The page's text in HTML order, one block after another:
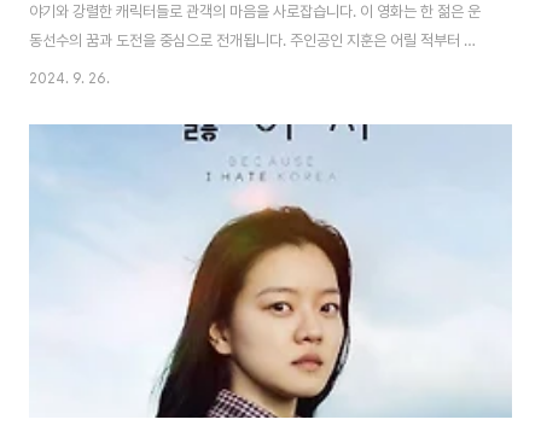
야기와 강렬한 캐릭터들로 관객의 마음을 사로잡습니다. 이 영화는 한 젊은 운
동선수의 꿈과 도전을 중심으로 전개됩니다. 주인공인 지훈은 어릴 적부터 축
구를 사랑하며, 프로 선수가 되기 위해 모든 노력을 기울여왔습니다. 하지만 그
대와 압박 속에서 고군분투합니다.지훈은 자신의 꿈을 이루기 위해 다양한 경
기를 치르며, 각 경기에서 만나는 다양한 인물들과의 관계도 중요한 요소로 작
용합니다. 그는 팀 동료들과의 유대감을 쌓고, 경쟁자들과의 갈등을 겪으며 성
장해 나갑니다. 특히, 그의 코치이자 멘토인 선배는 지훈에게 실질적인 조언과
지지를 아끼지 않지만, 그 또한 ..
2024. 9. 26.